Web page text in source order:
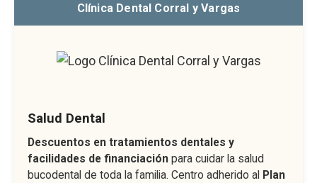
Clínica Dental Corral y Vargas
Salud Dental
Descuentos en tratamientos dentales y
facilidades de financiación para cuidar la salud
bucodental de toda la familia. Centro adherido al Plan